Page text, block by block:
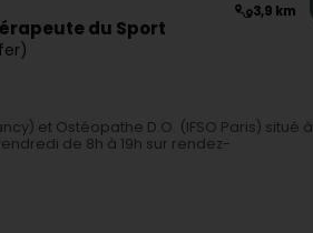
3,9 km
du Sport
et Ostéopathe D.O. (IFSO Paris) situé à
de 8h à 19h sur rendez-